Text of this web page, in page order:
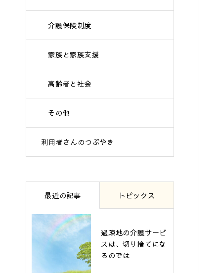
介護保険制度
家族と家族支援
高齢者と社会
その他
利用者さんのつぶやき
最近の記事 トピックス
過疎地の介護サービ
スは、切り捨てにな
るのでは